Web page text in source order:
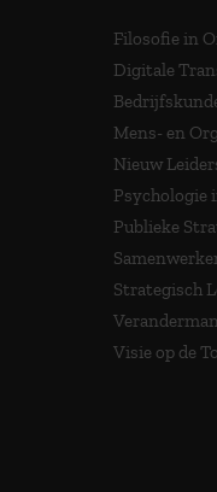
Filosofie in
Digitale
Mens- en
Nieuw
Psychologie
Publieke
Strategisch
Visie op de